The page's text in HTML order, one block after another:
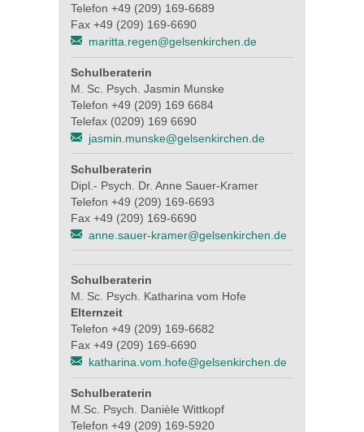
Telefon +49 (209) 169-6689
Fax +49 (209) 169-6690
maritta.regen@gelsenkirchen.de
Schulberaterin
M. Sc. Psych. Jasmin Munske
Telefon +49 (209) 169 6684
Telefax (0209) 169 6690
jasmin.munske@gelsenkirchen.de
Schulberaterin
Dipl.- Psych. Dr. Anne Sauer-Kramer
Telefon +49 (209) 169-6693
Fax +49 (209) 169-6690
anne.sauer-kramer@gelsenkirchen.de
Schulberaterin
M. Sc. Psych. Katharina vom Hofe
Elternzeit
Telefon +49 (209) 169-6682
Fax +49 (209) 169-6690
katharina.vom.hofe@gelsenkirchen.de
Schulberaterin
M.Sc. Psych. Danièle Wittkopf
Telefon +49 (209) 169-5920